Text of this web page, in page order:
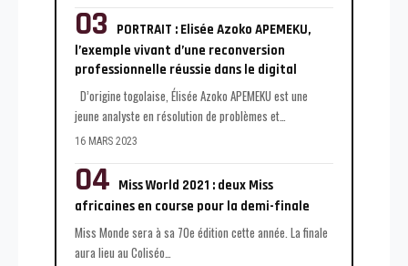
PORTRAIT : Elisée Azoko APEMEKU,
l’exemple vivant d’une reconversion
professionnelle réussie dans le digital
D’origine togolaise, Élisée Azoko APEMEKU est une
jeune analyste en résolution de problèmes et…
16 MARS 2023
Miss World 2021 : deux Miss
africaines en course pour la demi-finale
Miss Monde sera à sa 70e édition cette année. La finale
aura lieu au Coliséo…